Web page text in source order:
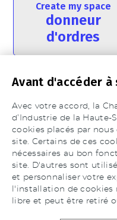
Create my space
donneur
d'ordres
d’ordres et
fournisseur ou un
partenaire
en Haute-Savoie.
Vous
Avant d'accéder
Avec votre accord, la
d’Industrie de la Haute-
cookies placés par
site. Certains de ces
nécessaires au bon
site. D'autres sont
et personnaliser votre
l'installation de cookies
libre et peut être retiré